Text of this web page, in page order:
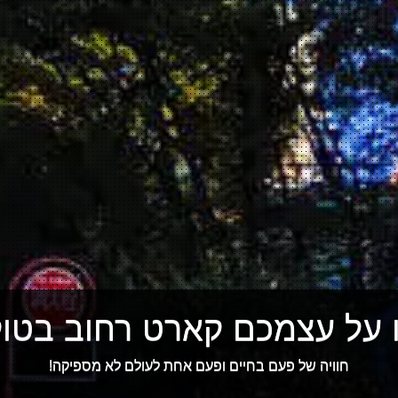
על עצמכם קארט רחוב
חוויה של פעם בחיים ופעם אחת לעולם לא מספיקה!